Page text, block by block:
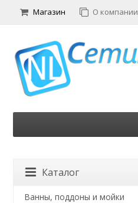
Магазин О компании
Каталог
Ванны, поддоны и мойки